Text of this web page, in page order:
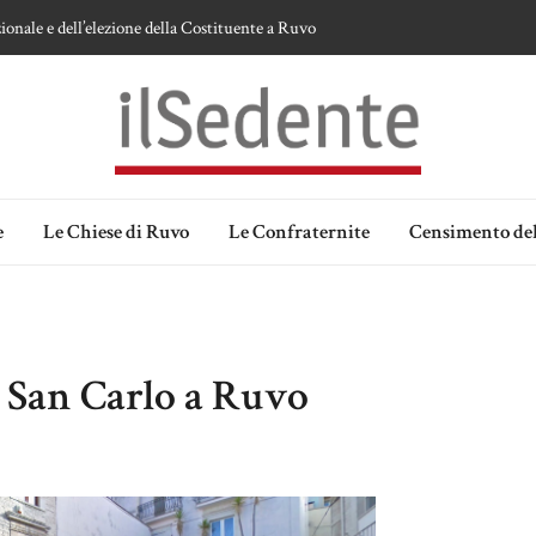
e dell’elezione della Costituente a Ruvo
Madonna delle Grazie di Ruvo di Puglia
Ipotesi e memorie.
Le Chiese di Ruvo Le Confraternite Censimento
Carlo a Ruvo